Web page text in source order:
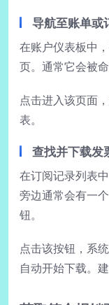
导航至账单或
在账户仪表板中
页。通常它会被命
点击进入该页面
表。
查找并下载发
在订阅记录列表
旁边通常会有一
钮。
点击该按钮，系
自动开始下载。